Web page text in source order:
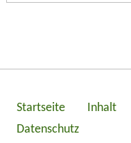
Startseite Inhalt
Datenschutz